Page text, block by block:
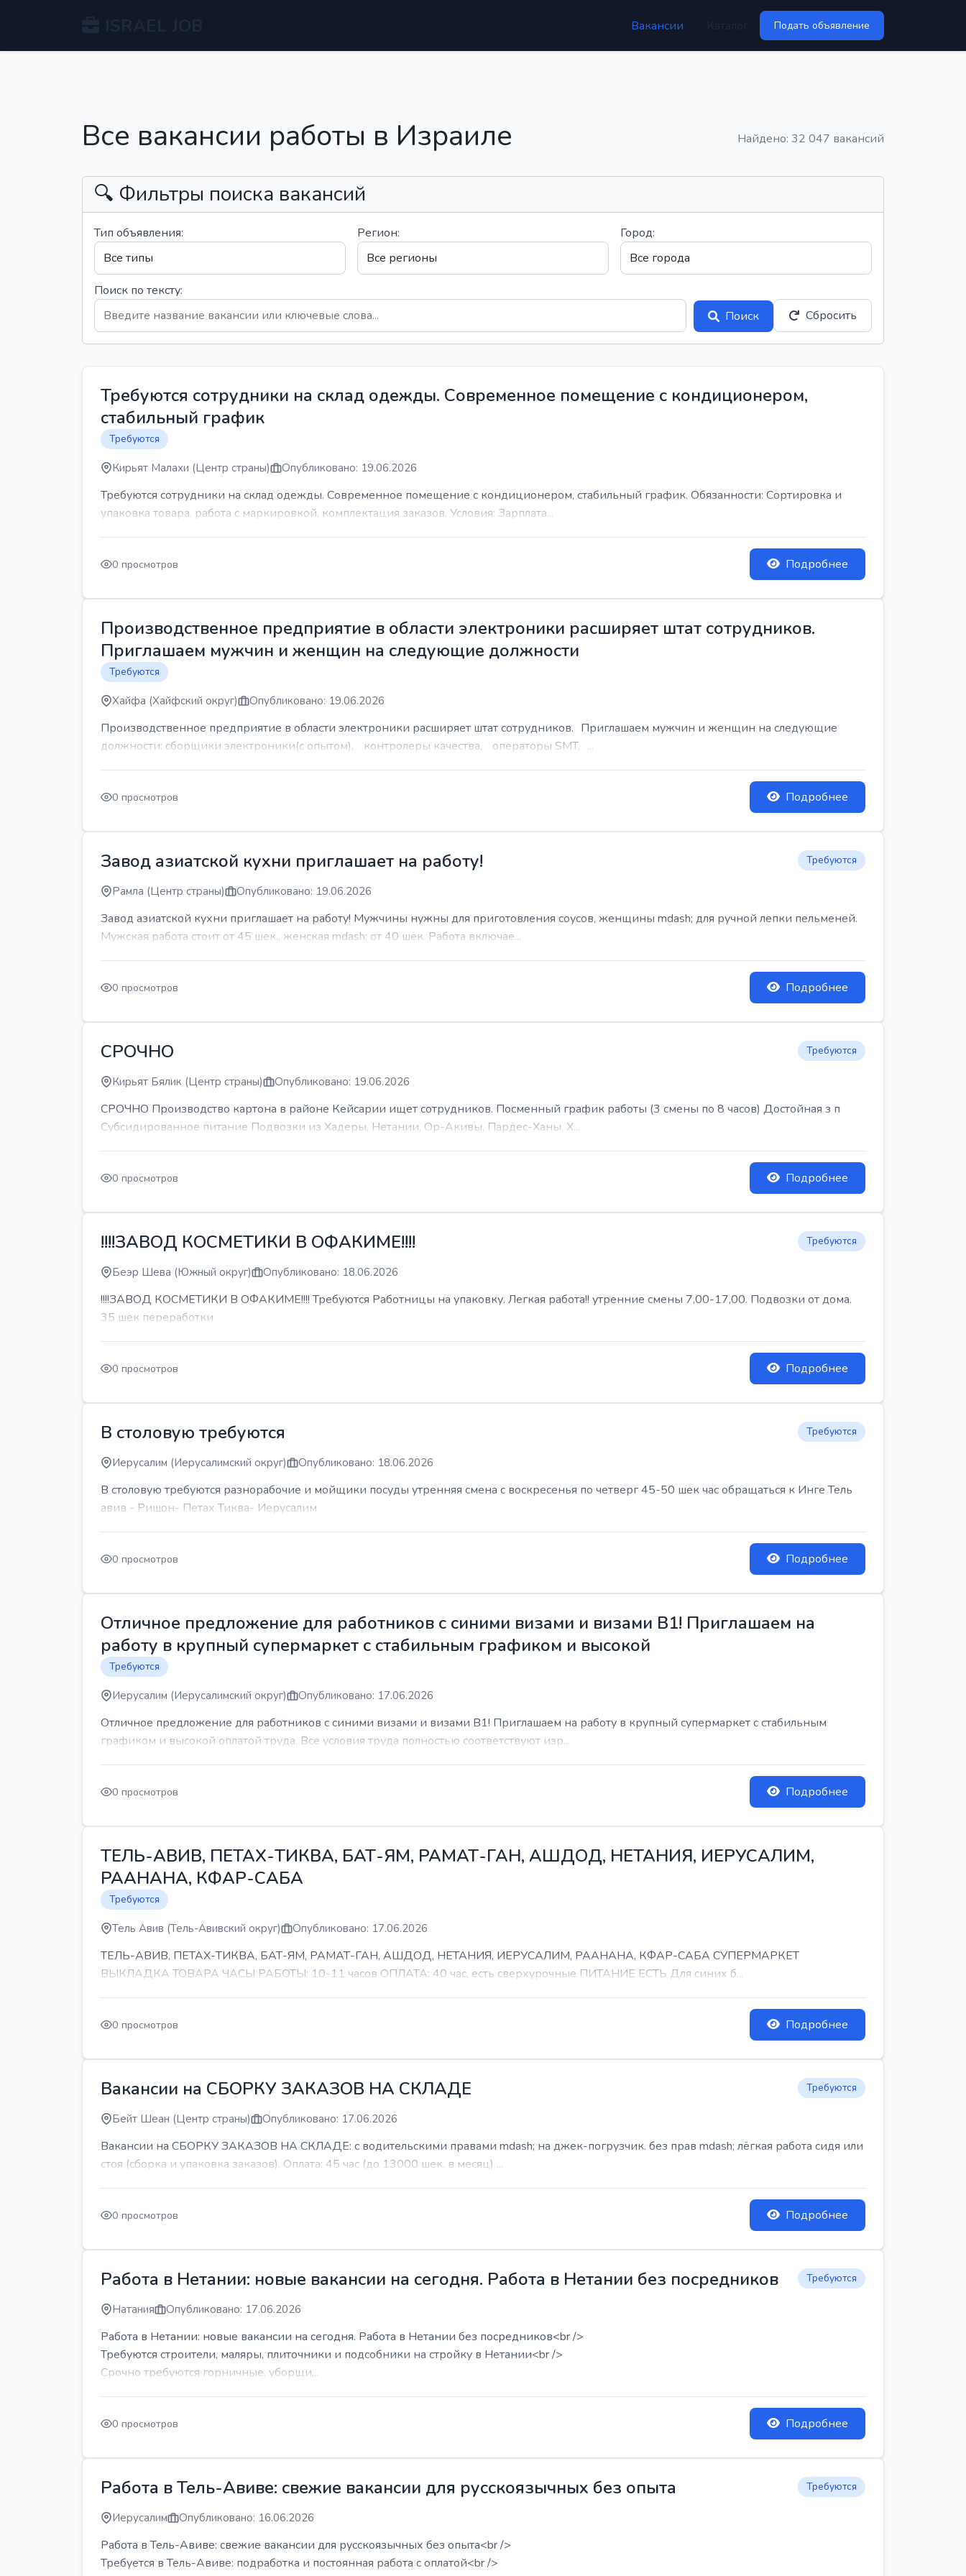
Вакансии Подать объявление
Все вакансии работы в Израиле Найдено: 32 047 вакансий
🔍 Фильтры поиска вакансий
Тип объявления: Регион: Город:
Поиск по тексту:
Поиск
Сбросить
Требуются сотрудники на склад одежды. Современное помещение с кондиционером,
стабильный график
Требуются
Кирьят Малахи (Центр страны) Опубликовано: 19.06.2026
Требуются сотрудники на склад одежды. Современное помещение с кондиционером, стабильный график. Обязанности: Сортировка и
упаковка товара, работа с маркировкой, комплектация заказов. Условия: Зарплата...
0 просмотров Подробнее
Производственное предприятие в области электроники расширяет штат сотрудников.
Приглашаем мужчин и женщин на следующие должности
Требуются
Хайфа (Хайфский округ) Опубликовано: 19.06.2026
Производственное предприятие в области электроники расширяет штат сотрудников. Приглашаем мужчин и женщин на следующие
должности: сборщики электроники(с опытом), контролеры качества, операторы SMT, ...
0 просмотров Подробнее
Завод азиатской кухни приглашает на работу! Требуются
Рамла (Центр страны) Опубликовано: 19.06.2026
Завод азиатской кухни приглашает на работу! Мужчины нужны для приготовления соусов, женщины mdash; для ручной лепки пельменей.
Мужская работа стоит от 45 шек., женская mdash; от 40 шек. Работа включае...
0 просмотров Подробнее
СРОЧНО Требуются
Кирьят Бялик (Центр страны) Опубликовано: 19.06.2026
СРОЧНО Производство картона в районе Кейсарии ищет сотрудников. Посменный график работы (3 смены по 8 часов) Достойная з п
Субсидированное питание Подвозки из Хадеры, Нетании, Ор-Акивы, Пардес-Ханы, Х...
0 просмотров Подробнее
!!!!ЗАВОД КОСМЕТИКИ В ОФАКИМЕ!!!! Требуются
Беэр Шева (Южный округ) Опубликовано: 18.06.2026
!!!!ЗАВОД КОСМЕТИКИ В ОФАКИМЕ!!!! Требуются Работницы на упаковку. Легкая работа!! утренние смены 7,00-17,00. Подвозки от дома.
35 шек переработки
0 просмотров Подробнее
В столовую требуются Требуются
Иерусалим (Иерусалимский округ) Опубликовано: 18.06.2026
В столовую требуются разнорабочие и мойщики посуды утренняя смена с воскресенья по четверг 45-50 шек час обращаться к Инге Тель
авив - Ришон- Петах Тиква- Иерусалим
0 просмотров Подробнее
Отличное предложение для работников с синими визами и визами B1! Приглашаем на
работу в крупный супермаркет с стабильным графиком и высокой
Требуются
Иерусалим (Иерусалимский округ) Опубликовано: 17.06.2026
Отличное предложение для работников с синими визами и визами B1! Приглашаем на работу в крупный супермаркет с стабильным
графиком и высокой оплатой труда. Все условия труда полностью соответствуют изр...
0 просмотров Подробнее
ТЕЛЬ-АВИВ, ПЕТАХ-ТИКВА, БАТ-ЯМ, РАМАТ-ГАН, АШДОД, НЕТАНИЯ, ИЕРУСАЛИМ,
РААНАНА, КФАР-САБА
Требуются
Тель Авив (Тель-Авивский округ) Опубликовано: 17.06.2026
ТЕЛЬ-АВИВ, ПЕТАХ-ТИКВА, БАТ-ЯМ, РАМАТ-ГАН, АШДОД, НЕТАНИЯ, ИЕРУСАЛИМ, РААНАНА, КФАР-САБА СУПЕРМАРКЕТ
ВЫКЛАДКА ТОВАРА ЧАСЫ РАБОТЫ: 10-11 часов ОПЛАТА: 40 час, есть сверхурочные ПИТАНИЕ ЕСТЬ Для синих б...
0 просмотров Подробнее
Вакансии на СБОРКУ ЗАКАЗОВ НА СКЛАДЕ Требуются
Бейт Шеан (Центр страны) Опубликовано: 17.06.2026
Вакансии на СБОРКУ ЗАКАЗОВ НА СКЛАДЕ: с водительскими правами mdash; на джек-погрузчик. без прав mdash; лёгкая работа сидя или
стоя (сборка и упаковка заказов). Оплата: 45 час (до 13000 шек. в месяц) ...
0 просмотров Подробнее
Работа в Нетании: новые вакансии на сегодня. Работа в Нетании без посредников Требуются
Натания Опубликовано: 17.06.2026
Работа в Нетании: новые вакансии на сегодня. Работа в Нетании без посредников<br />
Требуются строители, маляры, плиточники и подсобники на стройку в Нетании<br />
Срочно требуются горничные, уборщи...
0 просмотров Подробнее
Работа в Тель-Авиве: свежие вакансии для русскоязычных без опыта Требуются
Иерусалим Опубликовано: 16.06.2026
Работа в Тель-Авиве: свежие вакансии для русскоязычных без опыта<br />
Требуется в Тель-Авиве: подработка и постоянная работа с оплатой<br />